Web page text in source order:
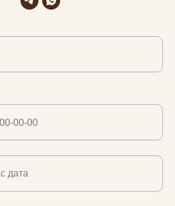
дата